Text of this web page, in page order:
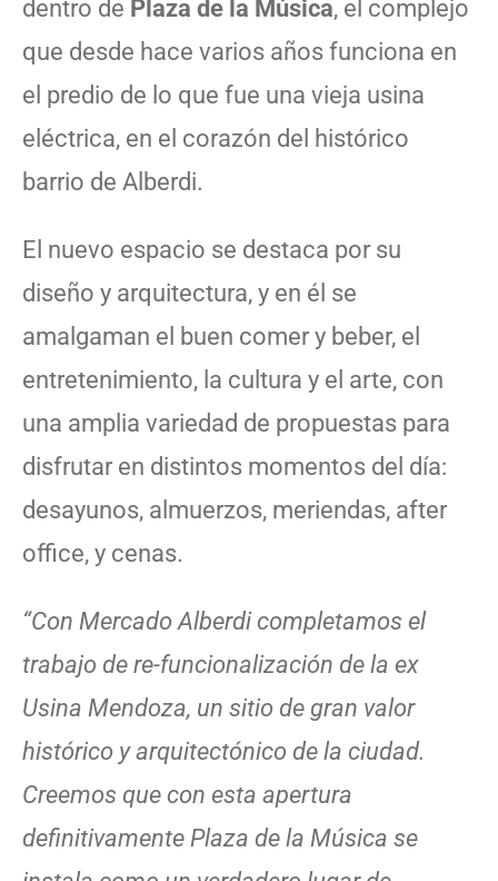
dentro de Plaza de la Música, el complejo
que desde hace varios años funciona en
el predio de lo que fue una vieja usina
eléctrica, en el corazón del histórico
barrio de Alberdi.
El nuevo espacio se destaca por su
diseño y arquitectura, y en él se
amalgaman el buen comer y beber, el
entretenimiento, la cultura y el arte, con
una amplia variedad de propuestas para
disfrutar en distintos momentos del día:
desayunos, almuerzos, meriendas, after
office, y cenas.
“Con Mercado Alberdi completamos el
trabajo de re-funcionalización de la ex
Usina Mendoza, un sitio de gran valor
histórico y arquitectónico de la ciudad.
Creemos que con esta apertura
definitivamente Plaza de la Música se